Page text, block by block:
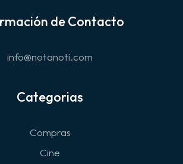
de Contacto
info@notanoti.com
Categorias
Compras
Cine